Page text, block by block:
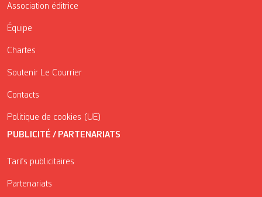
Association éditrice
Équipe
Chartes
Soutenir Le Courrier
Contacts
Politique de cookies (UE)
PUBLICITÉ / PARTENARIATS
Tarifs publicitaires
Partenariats